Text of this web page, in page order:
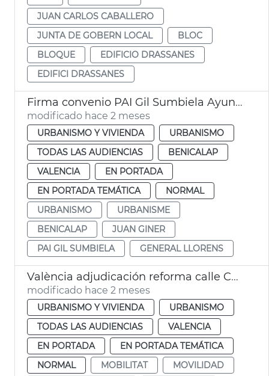
JUAN CARLOS CABALLERO
JUNTA DE GOBERN LOCAL
BLOC
BLOQUE
EDIFICIO DRASSANES
EDIFICI DRASSANES
Firma convenio PAI Gil Sumbiela Ayuntamiento València
modificado hace 2 meses
URBANISMO Y VIVIENDA
URBANISMO
TODAS LAS AUDIENCIAS
BENICALAP
VALENCIA
EN PORTADA
EN PORTADA TEMÁTICA
NORMAL
URBANISMO
URBANISME
BENICALAP
JUAN GINER
PAI GIL SUMBIELA
GENERAL LLORENS
València adjudicación reforma calle Colón
modificado hace 2 meses
URBANISMO Y VIVIENDA
URBANISMO
TODAS LAS AUDIENCIAS
VALENCIA
EN PORTADA
EN PORTADA TEMÁTICA
NORMAL
MOBILITAT
MOVILIDAD